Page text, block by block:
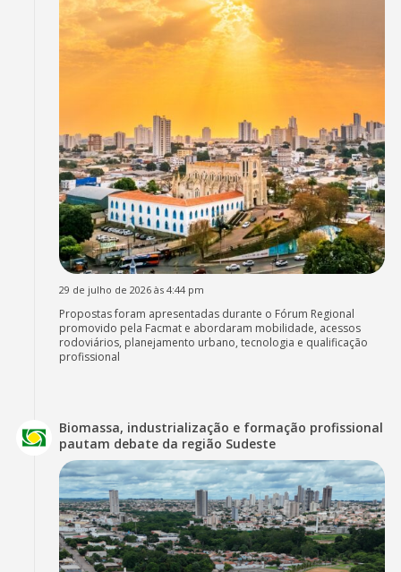
29 de julho de 2026 às 4:44 pm
Propostas foram apresentadas durante o Fórum Regional
promovido pela Facmat e abordaram mobilidade, acessos
rodoviários, planejamento urbano, tecnologia e qualificação
profissional
Biomassa, industrialização e formação profissional
pautam debate da região Sudeste